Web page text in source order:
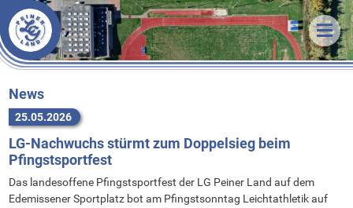
Veranstaltungen
Termine & Ergebnisse
Organisatorisches
News
Training
Sportstätten
Athleten
Vorstand
Stammvereine
Unsere Arbeit
Vorstand
Mitgliedschaft
Statistik
Erfolge
Bestenlisten
Downloads
Links
News
25.05.2026
LG-Nachwuchs stürmt zum Doppelsieg beim
Pfingstsportfest
Das landesoffene Pfingstsportfest der LG Peiner Land auf dem
Edemissener Sportplatz bot am Pfingstsonntag Leichtathletik auf